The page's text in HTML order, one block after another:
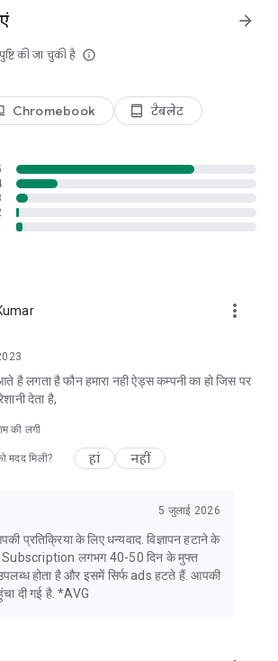
क्षमता अनुमति का उपयोग करता है
की जा चुकी है info_outline
arrow_forward
Chromebook tablet_android टैबलेट
more_vert
है लगता है फौन हमारा नही ऐड्स कम्पनी का हो जिस पर
देता है,
की लगी
मदद मिली? हां नहीं
5 जुलाई 2026
प्रतिक्रिया के लिए धन्यवाद. विज्ञापन हटाने के
Subscription लगभग 40-50 दिन के मुफ्त
होता है और इसमें सिर्फ ads हटते हैं. आपकी
दी गई है. *AVG